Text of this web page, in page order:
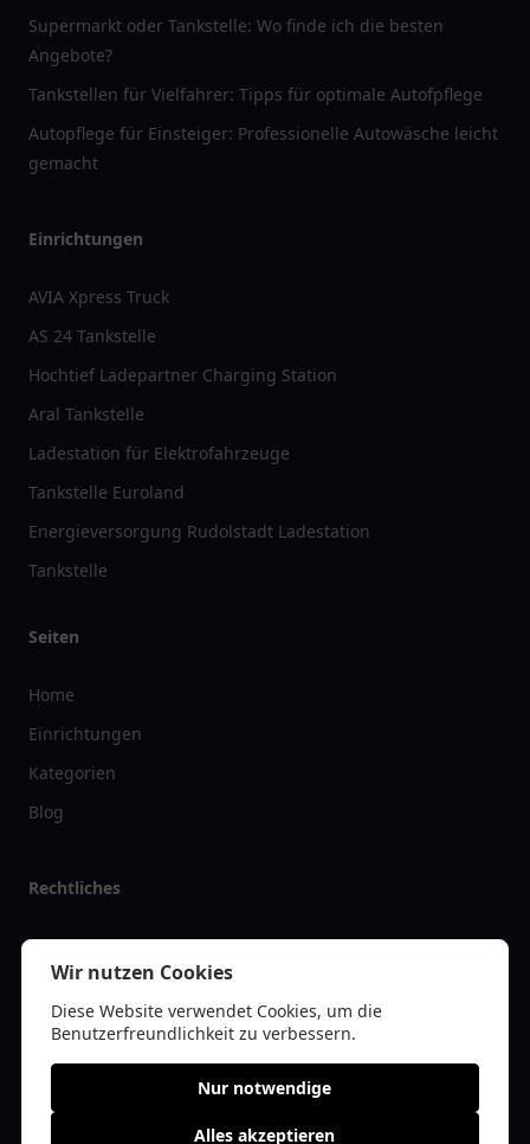
Supermarkt oder Tankstelle: Wo finde ich die besten
Angebote?
Tankstellen für Vielfahrer: Tipps für optimale Autofpflege
Autopflege für Einsteiger: Professionelle Autowäsche leicht
gemacht
Einrichtungen
AVIA Xpress Truck
AS 24 Tankstelle
Hochtief Ladepartner Charging Station
Aral Tankstelle
Ladestation für Elektrofahrzeuge
Tankstelle Euroland
Energieversorgung Rudolstadt Ladestation
Tankstelle
Seiten
Home
Einrichtungen
Kategorien
Blog
Rechtliches
Impressum
Datenschutz
Kontakt
Wir nutzen Cookies
Diese Website verwendet Cookies, um die
Benutzerfreundlichkeit zu verbessern.
Nur notwendige
Alles akzeptieren